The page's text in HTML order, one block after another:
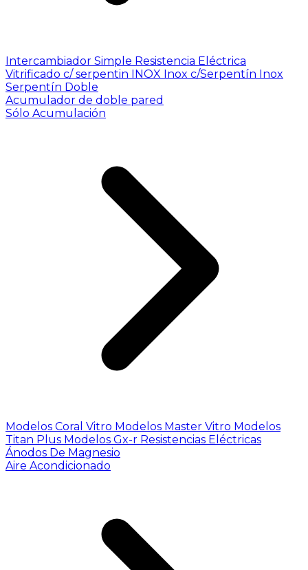
Intercambiador Simple Resistencia Eléctrica
Vitrificado c/ serpentin INOX Inox c/Serpentín Inox
Serpentín Doble
Acumulador de doble pared
Sólo Acumulación
Modelos Coral Vitro Modelos Master Vitro Modelos
Titan Plus Modelos Gx-r Resistencias Eléctricas
Ánodos De Magnesio
Aire Acondicionado